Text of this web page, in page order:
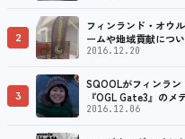
2
フィンランド・オウ
ームや地域貢献につ
2016.12.20
3
SQOOLがフィンラン
『OGL Gate3』のメ
2016.12.06